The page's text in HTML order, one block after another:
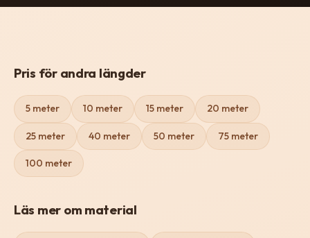
Pris för andra längder
5 meter 10 meter 15 meter 20 meter
25 meter 40 meter 50 meter 75 meter
100 meter
Läs mer om material